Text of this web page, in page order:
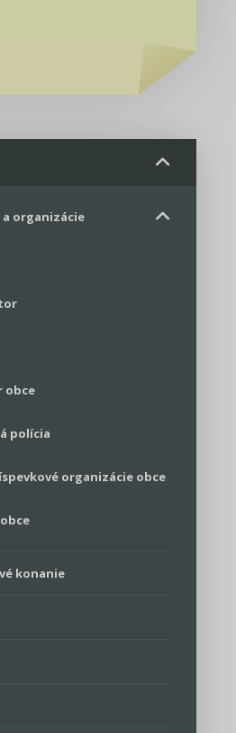
a organizácie
obce
polícia
organizácie obce
konanie